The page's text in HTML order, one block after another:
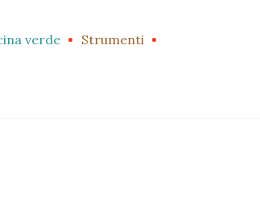
verde Strumenti